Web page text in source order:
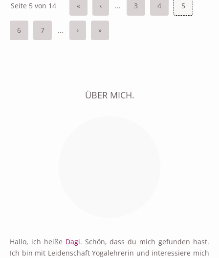
Seite 5 von 14 « ‹ ... 3 4 5
6 7 ... › »
ÜBER MICH.
Hallo, ich heiße Dagi. Schön, dass du mich gefunden hast.
Ich bin mit Leidenschaft Yogalehrerin und interessiere mich